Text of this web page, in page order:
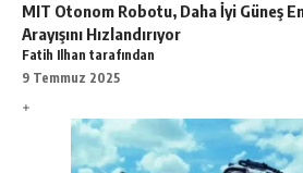
MIT Otonom Robotu, Daha İyi Güneş
Arayışını Hızlandırıyor
Fatih Ilhan tarafından
9 Temmuz 2025